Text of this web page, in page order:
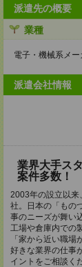
派遣先の概要
業種
電子・機械系メー
派遣会社情報
業界大手ス
案件多数！
2003年の設立以来
社。日本の「もの
事のニーズが舞い
工場や倉庫内での
「家から近い職
好きな業界の仕事
イントをご相談く